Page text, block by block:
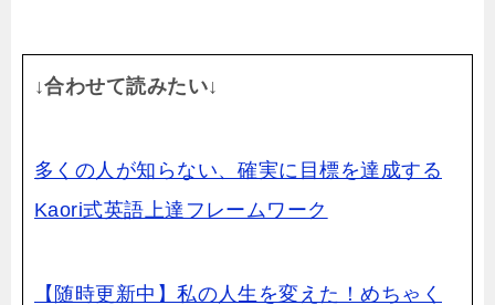
↓合わせて読みたい↓
多くの人が知らない、確実に目標を達成する
Kaori式英語上達フレームワーク
【随時更新中】私の人生を変えた！めちゃく